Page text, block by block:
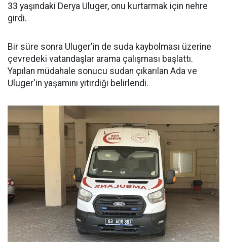
33 yaşındaki Derya Uluger, onu kurtarmak için nehre
girdi.
Bir süre sonra Uluger'in de suda kaybolması üzerine
çevredeki vatandaşlar arama çalışması başlattı.
Yapılan müdahale sonucu sudan çıkarılan Ada ve
Uluger'in yaşamını yitirdiği belirlendi.